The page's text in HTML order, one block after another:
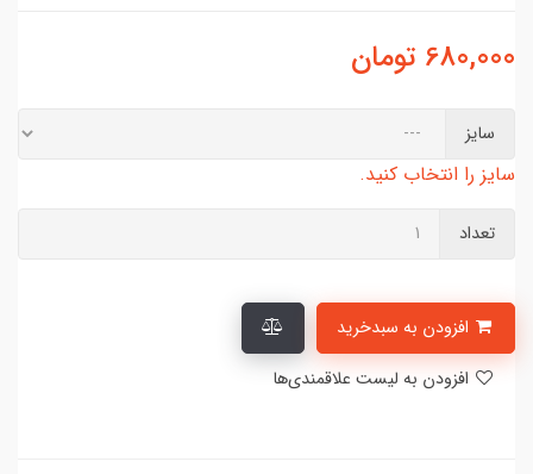
680,000 تومان
سایز
سایز را انتخاب کنید.
تعداد